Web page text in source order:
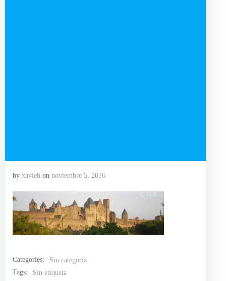
by xavieh on noviembre 5, 2016
Categories:
Sin categoría
Tags:
Sin etiqueta